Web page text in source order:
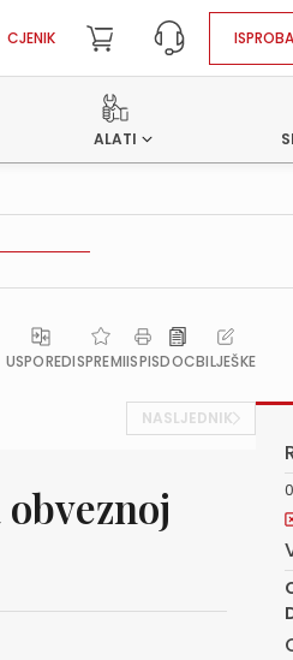
CJENIK
ALATI
USPOREDISPREMIISPISDOCBILJEŠKE
NASLJEDNIK